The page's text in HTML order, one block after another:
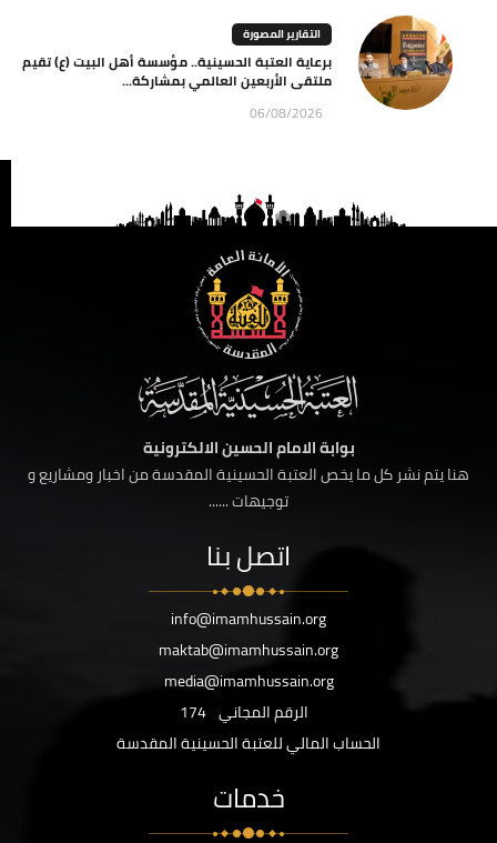
التقارير المصورة
برعاية العتبة الحسينية.. مؤسسة أهل البيت (ع) تقيم
ملتقى الأربعين العالمي بمشاركة...
06/08/2026
بوابة الامام الحسين الالكترونية
هنا يتم نشر كل ما يخص العتبة الحسينية المقدسة من اخبار ومشاريع و
توجيهات ......
اتصل بنا
info@imamhussain.org
maktab@imamhussain.org
media@imamhussain.org
الرقم المجاني 174
الحساب المالي للعتبة الحسينية المقدسة
خدمات